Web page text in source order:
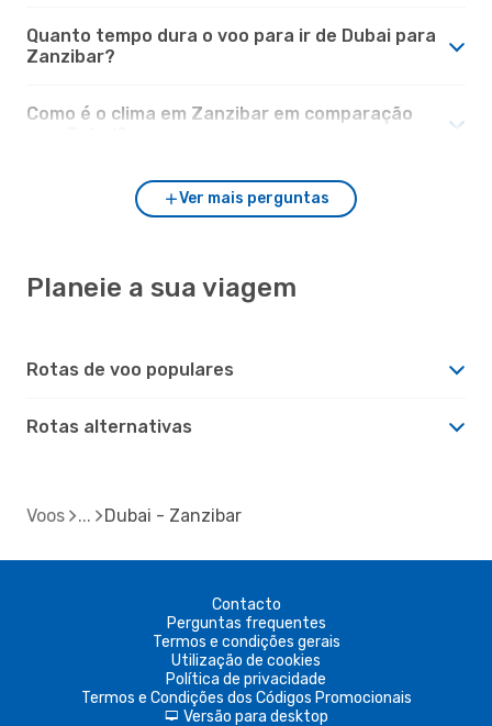
Quanto tempo dura o voo para ir de Dubai para
Zanzibar?
Como é o clima em Zanzibar em comparação
Ver mais perguntas
Planeie a sua viagem
Rotas de voo populares
Rotas alternativas
Voos Dubai - Zanzibar
Contacto
Perguntas frequentes
Termos e condições gerais
Utilização de cookies
Política de privacidade
Termos e Condições dos Códigos Promocionais
d Versão para desktop